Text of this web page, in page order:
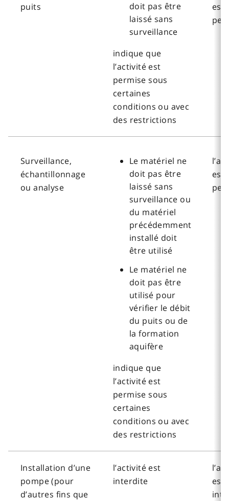
puits
doit pas être
laissé sans
surveillance
indique que
l’activité est
permise sous
certaines
conditions ou avec
des restrictions
est
Surveillance,
échantillonnage
ou analyse
Le matériel ne
doit pas être
laissé sans
surveillance ou
du matériel
précédemment
installé doit
être utilisé
Le matériel ne
doit pas être
utilisé pour
vérifier le débit
du puits ou de
la formation
aquifère
indique que
l’activité est
permise sous
certaines
conditions ou avec
des restrictions
est
Installation d’une
pompe (pour
d’autres fins que
l’activité est
interdite
est